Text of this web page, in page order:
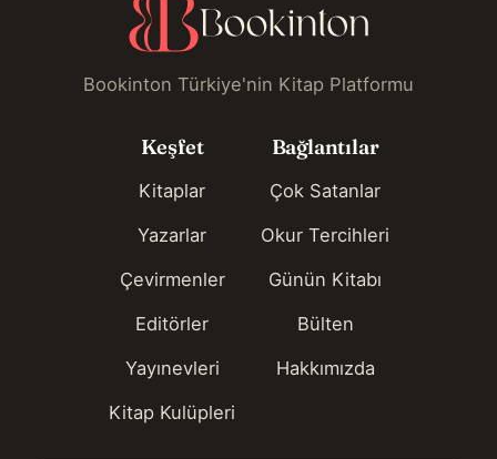
Bookinton Türkiye'nin Kitap Platformu
Keşfet
Kitaplar
Yazarlar
Çevirmenler
Editörler
Yayınevleri
Kitap Kulüpleri
Bağlantılar
Çok Satanlar
Okur Tercihleri
Günün Kitabı
Bülten
Hakkımızda